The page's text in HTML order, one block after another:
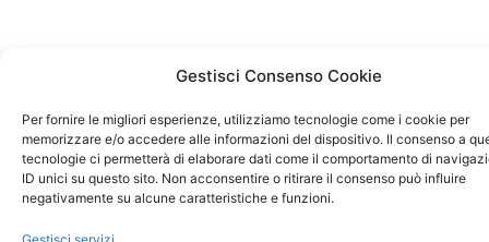
Gestisci Consenso Cookie
Per fornire le migliori esperienze, utilizziamo tecnologie come i cookie per
memorizzare e/o accedere alle informazioni del dispositivo. Il consenso a
tecnologie ci permetterà di elaborare dati come il comportamento di
ID unici su questo sito. Non acconsentire o ritirare il consenso può influire
negativamente su alcune caratteristiche e funzioni.